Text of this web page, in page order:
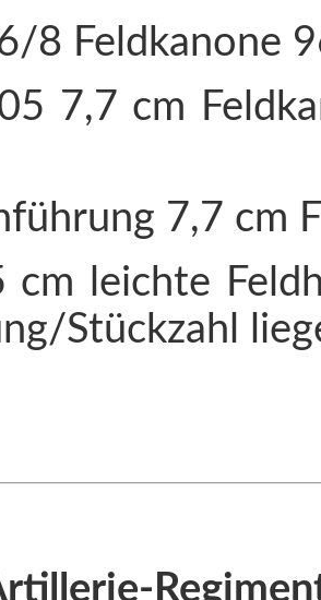
8 Feldkanone
7,7 cm
7,7 cm
cm leichte
Stückzahl